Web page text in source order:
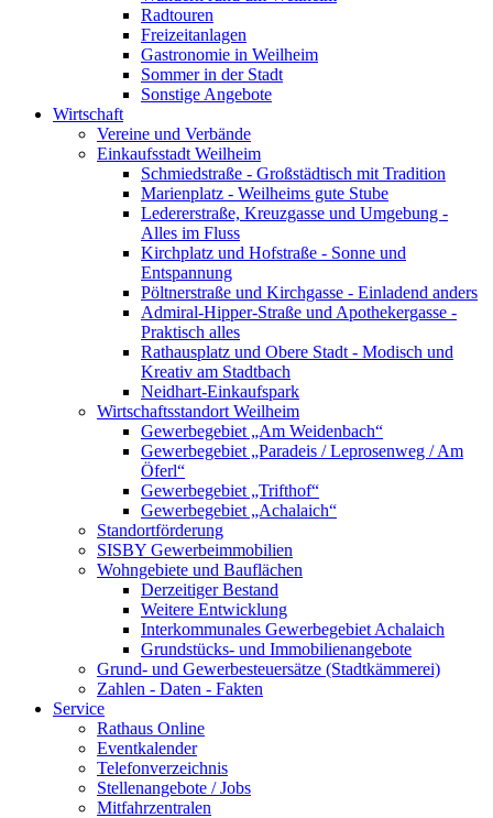
Radtouren
Freizeitanlagen
Gastronomie in Weilheim
Sommer in der Stadt
Sonstige Angebote
Wirtschaft
Vereine und Verbände
Einkaufsstadt Weilheim
Schmiedstraße - Großstädtisch mit Tradition
Marienplatz - Weilheims gute Stube
Ledererstraße, Kreuzgasse und Umgebung -
Alles im Fluss
Kirchplatz und Hofstraße - Sonne und
Entspannung
Pöltnerstraße und Kirchgasse - Einladend anders
Admiral-Hipper-Straße und Apothekergasse -
Praktisch alles
Rathausplatz und Obere Stadt - Modisch und
Kreativ am Stadtbach
Neidhart-Einkaufspark
Wirtschaftsstandort Weilheim
Gewerbegebiet „Am Weidenbach“
Gewerbegebiet „Paradeis / Leprosenweg / Am
Öferl“
Gewerbegebiet „Trifthof“
Gewerbegebiet „Achalaich“
Standortförderung
SISBY Gewerbeimmobilien
Wohngebiete und Bauflächen
Derzeitiger Bestand
Weitere Entwicklung
Interkommunales Gewerbegebiet Achalaich
Grundstücks- und Immobilienangebote
Grund- und Gewerbesteuersätze (Stadtkämmerei)
Zahlen - Daten - Fakten
Service
Rathaus Online
Eventkalender
Telefonverzeichnis
Stellenangebote / Jobs
Mitfahrzentralen